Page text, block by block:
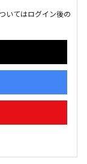
いてはログイン後の